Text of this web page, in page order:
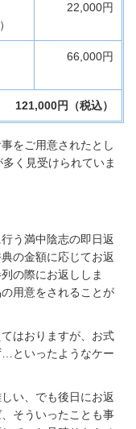
22,000円
66,000円
121,000円（税込）
をご用意されたとし
く見受けられていま
う満中陰志の即日返
の金額に応じてお返
の際にお返ししま
用意をされることが
はおりますが、お式
といったようなケー
い、でも後日にお返
そういったことも事